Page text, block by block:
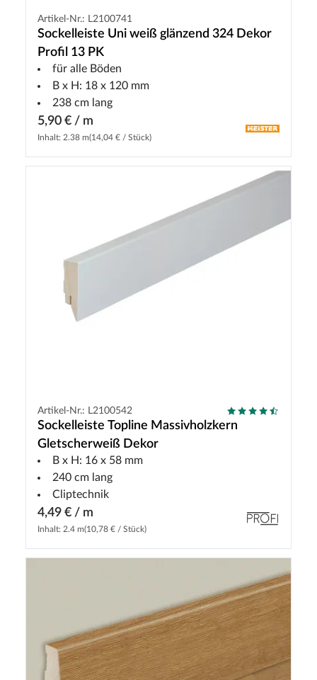
Artikel-Nr.: L2100741
Sockelleiste Uni weiß glänzend 324 Dekor
Profil 13 PK
für alle Böden
B x H: 18 x 120 mm
238 cm lang
5,90 € / m
Inhalt: 2.38 m(14,04 € / Stück)
Artikel-Nr.: L2100542
Sockelleiste Topline Massivholzkern
Gletscherweiß Dekor
B x H: 16 x 58 mm
240 cm lang
Cliptechnik
4,49 € / m
Inhalt: 2.4 m(10,78 € / Stück)